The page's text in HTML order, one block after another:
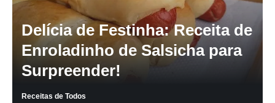
Delícia de Festinha: Receita de
Enroladinho de Salsicha para
Surpreender!
Receitas de Todos